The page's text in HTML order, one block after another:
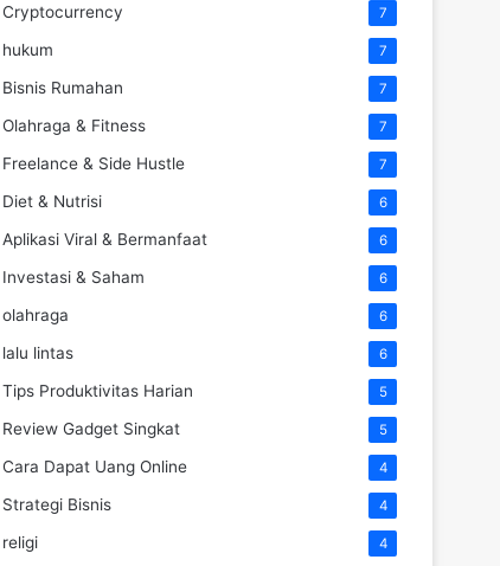
Cryptocurrency 7
hukum 7
Bisnis Rumahan 7
Olahraga & Fitness 7
Freelance & Side Hustle 7
Diet & Nutrisi 6
Aplikasi Viral & Bermanfaat 6
Investasi & Saham 6
olahraga 6
lalu lintas 6
Tips Produktivitas Harian 5
Review Gadget Singkat 5
Cara Dapat Uang Online 4
Strategi Bisnis 4
religi 4